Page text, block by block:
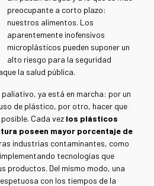
preocupante a corto plazo:
nuestros alimentos. Los
aparentemente inofensivos
microplásticos pueden suponer un
alto riesgo para la seguridad
la salud pública.
ya está en marcha: por un
de plástico, por otro, hacer que
Cada vez los plásticos
poseen mayor porcentaje de
industrias contaminantes, como
tecnologías que
productos. Del mismo modo, una
con los tiempos de la